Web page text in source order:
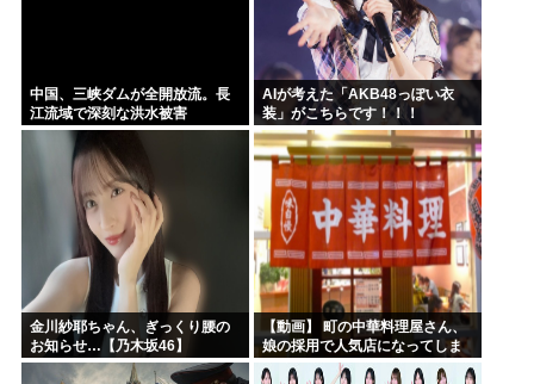
ラジコンのキングタイガーでスズメバチの巣に突撃「ハチから...
中国、三峡ダムが全開放流。長
江流域で深刻な洪水被害
AIが考えた「AKB48っぽい衣
装」がこちらです！！！
金川紗耶ちゃん、ぎっくり腰の
お知らせ…【乃木坂46】
【動画】 町の中華料理屋さん、
娘の採用で人気店になってしま
う